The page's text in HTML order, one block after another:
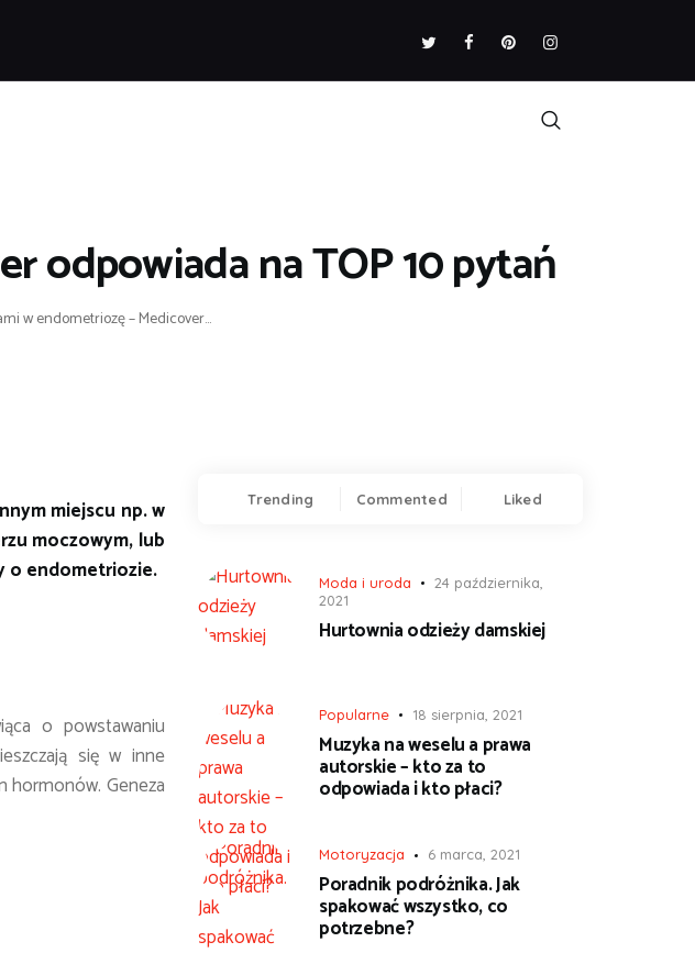
odpowiada na TOP 10 pytań
w endometriozę – Medicover...
miejscu np. w
moczowym, lub
o endometriozie.
o powstawaniu
się w inne
hormonów. Geneza
Trending Commented Liked
Moda i uroda
24 października,
2021
Hurtownia odzieży damskiej
Popularne 18 sierpnia, 2021
Muzyka na weselu a prawa
autorskie – kto za to
odpowiada i kto płaci?
Motoryzacja 6 marca, 2021
Poradnik podróżnika. Jak
spakować wszystko, co
potrzebne?